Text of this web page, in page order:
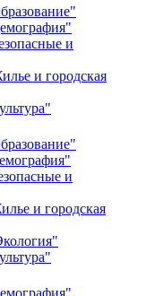
и
и городская
и
и городская